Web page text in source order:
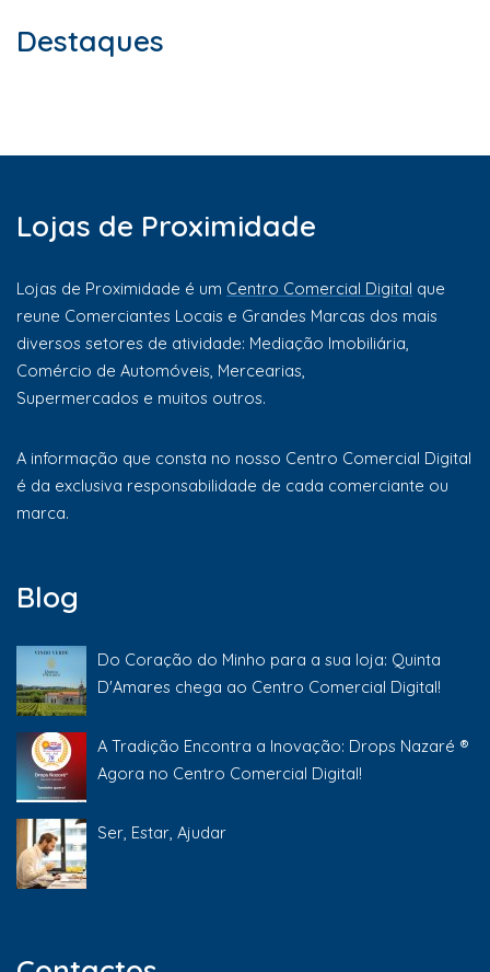
Destaques
Lojas de Proximidade
Lojas de Proximidade é um Centro Comercial Digital que
reune Comerciantes Locais e Grandes Marcas dos mais
diversos setores de atividade: Mediação Imobiliária,
Comércio de Automóveis, Mercearias,
Supermercados e muitos outros.
A informação que consta no nosso Centro Comercial Digital
é da exclusiva responsabilidade de cada comerciante ou
marca.
Blog
Do Coração do Minho para a sua loja: Quinta
D'Amares chega ao Centro Comercial Digital!
A Tradição Encontra a Inovação: Drops Nazaré ®
Agora no Centro Comercial Digital!
Ser, Estar, Ajudar